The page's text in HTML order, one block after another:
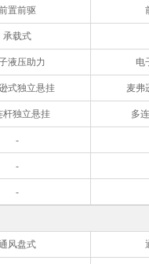
置前驱
承载式
液压助力 电
式独立悬挂 麦弗
杆独立悬挂 多
-
-
-
风盘式